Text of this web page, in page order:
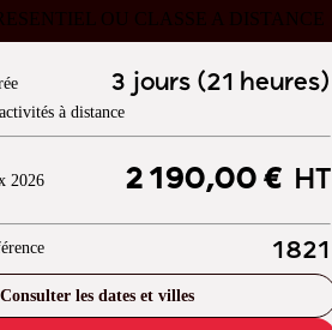
OU CLASSE A DISTANCE
3 jours (21 heures)
à distance
2026 2 190,00 €HT
1821
Consulter les dates et villes